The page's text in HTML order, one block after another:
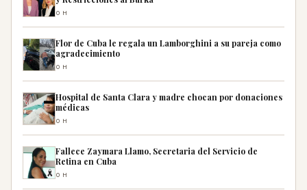
0H
Flor de Cuba le regala un Lamborghini a su pareja como
agradecimiento
0H
Hospital de Santa Clara y madre chocan por donaciones
médicas
0H
Fallece Zaymara Llamo, Secretaria del Servicio de
Retina en Cuba
0H